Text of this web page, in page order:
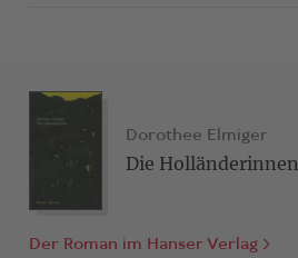
Dorothee Elmiger
Die Holländerinnen
Der Roman im Hanser Verlag